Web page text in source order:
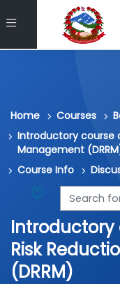
Side panel
Skip to main content
Home Courses
Introductory course
Management
Course Info
Search
Introductory
Risk
(DRRM)